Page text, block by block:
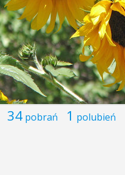
34 pobrań 1 polubień